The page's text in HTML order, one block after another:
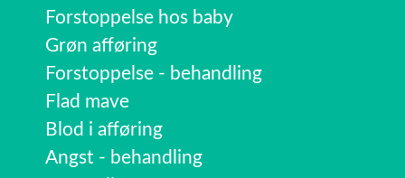
Forstoppelse hos baby
Grøn afføring
Forstoppelse - behandling
Flad mave
Blod i afføring
Angst - behandling